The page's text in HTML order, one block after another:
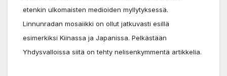
etenkin ulkomaisten medioiden myllytyksessä.
Linnunradan mosaiikki on ollut jatkuvasti esillä
esimerkiksi Kiinassa ja Japanissa. Pelkästään
Yhdysvalloissa siitä on tehty nelisenkymmentä artikkelia.